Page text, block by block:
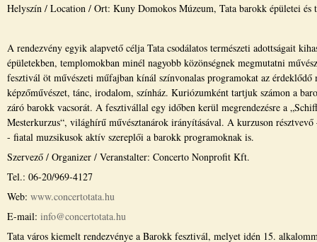
Helyszín / Location / Ort: Kuny Domokos Múzeum, Tata barokk épületei
A rendezvény egyik alapvető célja Tata csodálatos természeti adottságait
épületekben, templomokban minél nagyobb közönségnek megmutatni
fesztivál öt művészeti műfajban kínál színvonalas programokat az érdeklődő
képzőművészet, tánc, irodalom, színház. Kuriózumként tartjuk számon a
záró barokk vacsorát. A fesztivállal egy időben kerül megrendezésre a
Mesterkurzus“, világhírű művésztanárok irányításával. A kurzuson
- fiatal muzsikusok aktív szereplői a barokk programoknak is.
Szervező / Organizer / Veranstalter: Concerto Nonprofit Kft.
Tel.: 06-20/969-4127
Web: www.concertotata.hu
E-mail: info@concertotata.hu
Tata város kiemelt rendezvénye a Barokk fesztivál, melyet idén 15.